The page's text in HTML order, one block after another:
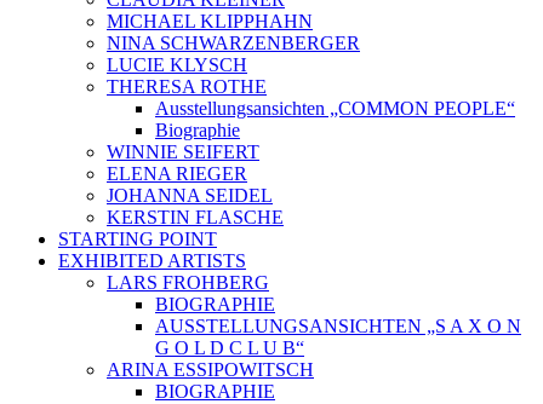
MICHAEL KLIPPHAHN
NINA SCHWARZENBERGER
LUCIE KLYSCH
THERESA ROTHE
Ausstellungsansichten „COMMON PEOPLE“
Biographie
WINNIE SEIFERT
ELENA RIEGER
JOHANNA SEIDEL
KERSTIN FLASCHE
STARTING POINT
EXHIBITED ARTISTS
LARS FROHBERG
BIOGRAPHIE
AUSSTELLUNGSANSICHTEN „S A X O N
G O L D C L U B“
ARINA ESSIPOWITSCH
BIOGRAPHIE